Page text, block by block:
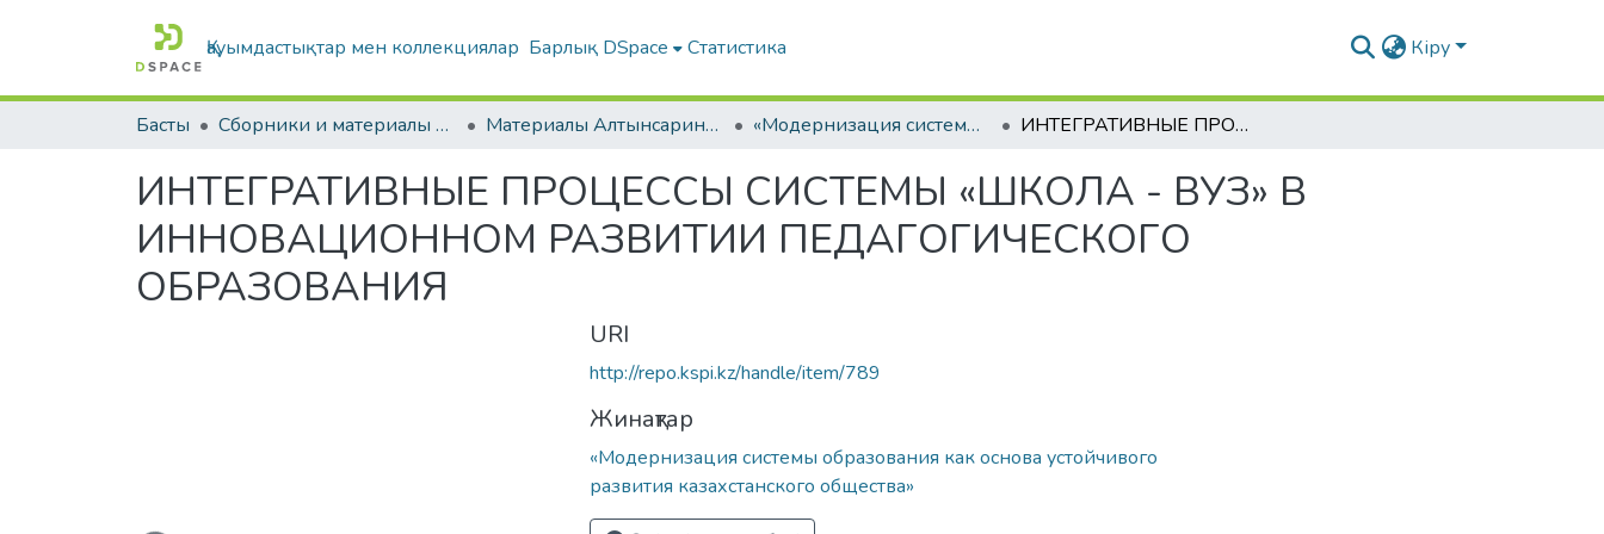
Қауымдастықтар мен коллекциялар Барлық DSpace Статистика Кіру
Басты Сборники и материалы конференций Материалы Алтынсаринских педагогических чтений «Модернизация системы образования как основа устойчивого развития казахстанского общества» ИНТЕГРАТИВНЫЕ ПРОЦЕССЫ СИСТЕМЫ «ШКОЛА - ВУЗ» В ИННОВАЦИОННОМ РАЗВИТИИ ПЕДАГОГИЧЕСКОГО ОБРАЗОВАНИЯ
ИНТЕГРАТИВНЫЕ ПРОЦЕССЫ СИСТЕМЫ «ШКОЛА - ВУЗ» В
ИННОВАЦИОННОМ РАЗВИТИИ ПЕДАГОГИЧЕСКОГО
ОБРАЗОВАНИЯ
URI
http://repo.kspi.kz/handle/item/789
Жинақтар
«Модернизация системы образования как основа устойчивого
развития казахстанского общества»